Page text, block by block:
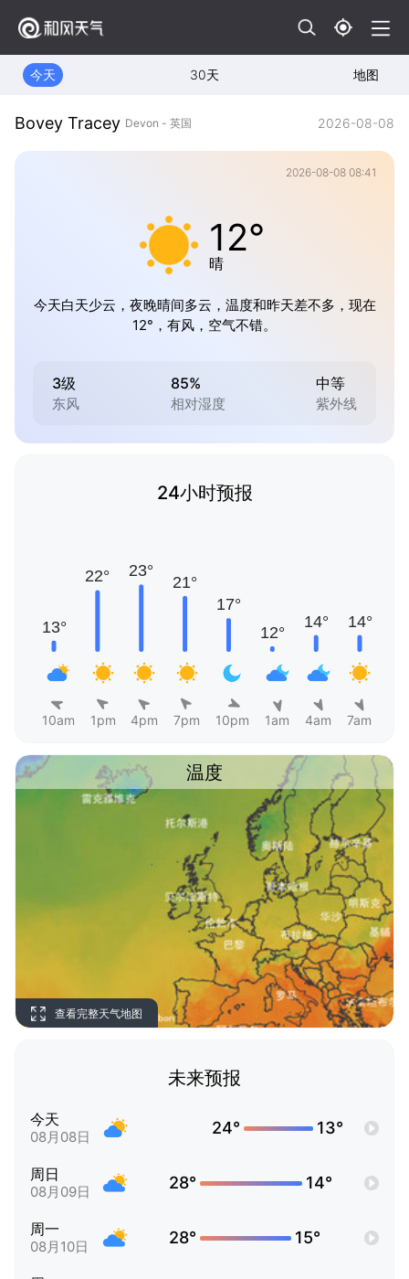
今天 30天 地图
Bovey Tracey Devon - 英国 2026-08-08
2026-08-08 08:41
12°
晴
今天白天少云，夜晚晴间多云，温度和昨天差不多，现在
12°，有风，空气不错。
3级
东风
85%
相对湿度
中等
紫外线
24小时预报
10am 1pm 4pm 7pm 10pm 1am 4am 7am
温度
查看完整天气地图
未来预报
今天
08月08日 24° 13°
周日
08月09日 28° 14°
周一
08月10日 28° 15°